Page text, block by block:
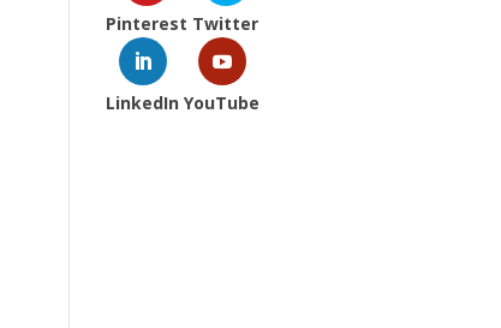
Pinterest Twitter
LinkedIn YouTube